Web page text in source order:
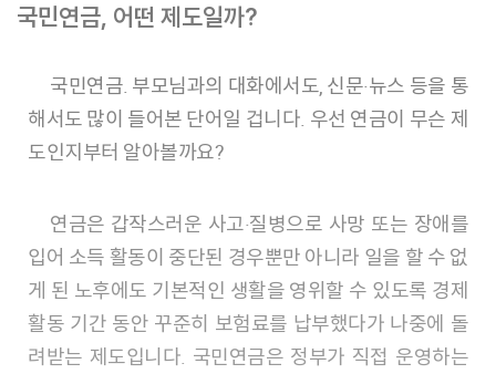
국민연금, 어떤 제도일까?
국민연금. 부모님과의 대화에서도, 신문·뉴스 등을 통
해서도 많이 들어본 단어일 겁니다. 우선 연금이 무슨 제
도인지부터 알아볼까요?
연금은 갑작스러운 사고·질병으로 사망 또는 장애를
입어 소득 활동이 중단된 경우뿐만 아니라 일을 할 수 없
게 된 노후에도 기본적인 생활을 영위할 수 있도록 경제
활동 기간 동안 꾸준히 보험료를 납부했다가 나중에 돌
려받는 제도입니다. 국민연금은 정부가 직접 운영하는